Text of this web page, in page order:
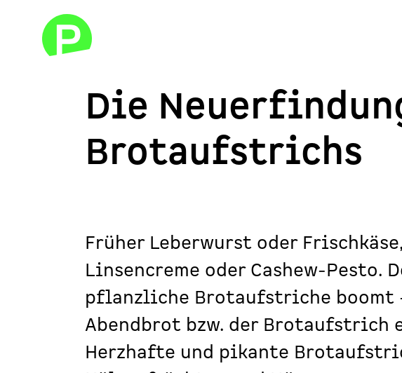
Die
Brotaufstrichs
Früher Leberwurst oder
Linsencreme oder Cashew-Pesto.
pflanzliche Brotaufstriche boomt
Abendbrot bzw. der Brotaufstrich
Herzhafte und pikante